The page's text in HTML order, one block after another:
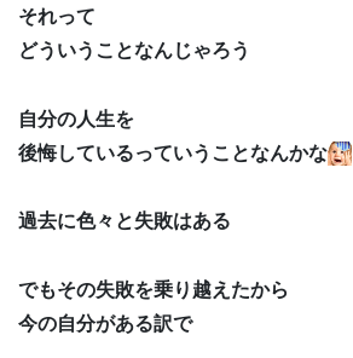
それって
どういうことなんじゃろう
自分の人生を
後悔しているっていうことなんかな
過去に色々と失敗はある
でもその失敗を乗り越えたから
今の自分がある訳で